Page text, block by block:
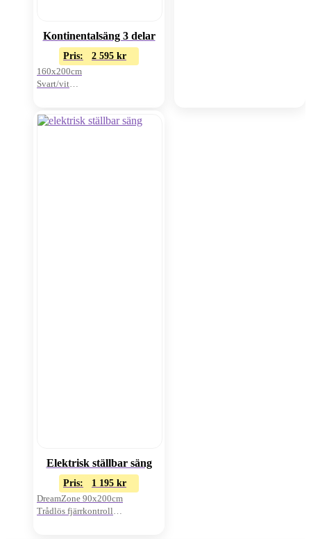
Kontinentalsäng 3 delar
Pris: 2 595 kr
160x200cm
Svart/vit
Elektrisk ställbar säng
Pris: 1 195 kr
DreamZone 90x200cm
Trådlös fjärrkontroll